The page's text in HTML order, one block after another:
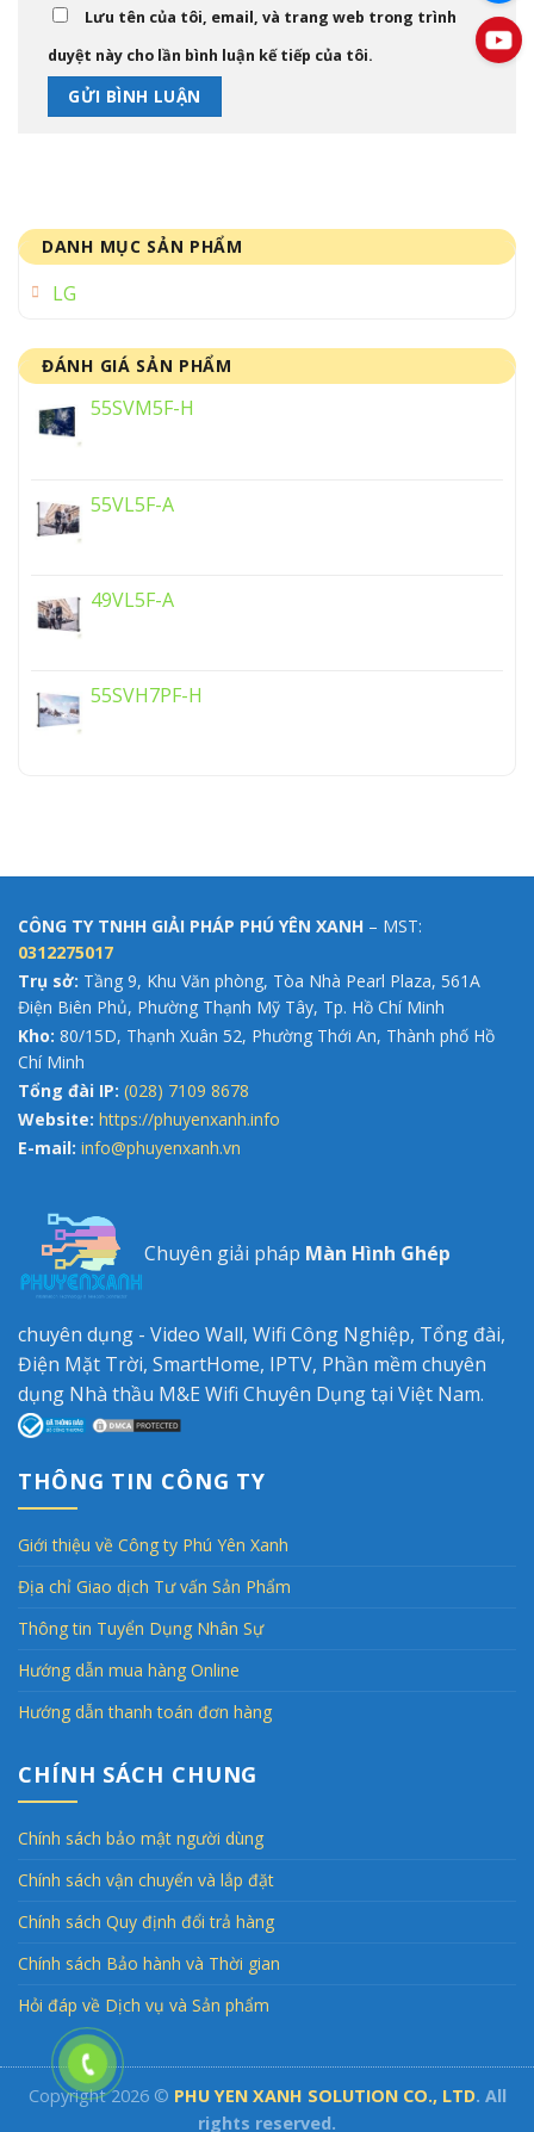
Lưu tên của tôi, email, và trang web trong trình
duyệt này cho lần bình luận kế tiếp của tôi.
DANH MỤC SẢN PHẨM
LG
ĐÁNH GIÁ SẢN PHẨM
55SVM5F-H
55VL5F-A
49VL5F-A
55SVH7PF-H
CÔNG TY TNHH GIẢI PHÁP PHÚ YÊN XANH – MST:
0312275017
Trụ sở: Tầng 9, Khu Văn phòng, Tòa Nhà Pearl Plaza, 561A
Điện Biên Phủ, Phường Thạnh Mỹ Tây, Tp. Hồ Chí Minh
Kho: 80/15D, Thạnh Xuân 52, Phường Thới An, Thành phố Hồ
Chí Minh
Tổng đài IP: (028) 7109 8678
Website: https://phuyenxanh.info
E-mail: info@phuyenxanh.vn
Chuyên giải pháp Màn Hình Ghép
chuyên dụng - Video Wall, Wifi Công Nghiệp, Tổng đài,
Điện Mặt Trời, SmartHome, IPTV, Phần mềm chuyên
dụng Nhà thầu M&E Wifi Chuyên Dụng tại Việt Nam.
THÔNG TIN CÔNG TY
Giới thiệu về Công ty Phú Yên Xanh
Địa chỉ Giao dịch Tư vấn Sản Phẩm
Thông tin Tuyển Dụng Nhân Sự
Hướng dẫn mua hàng Online
Hướng dẫn thanh toán đơn hàng
CHÍNH SÁCH CHUNG
Chính sách bảo mật người dùng
Chính sách vận chuyển và lắp đặt
Chính sách Quy định đổi trả hàng
Chính sách Bảo hành và Thời gian
Hỏi đáp về Dịch vụ và Sản phẩm
Copyright 2026 © PHU YEN XANH SOLUTION CO., LTD. All
rights reserved.